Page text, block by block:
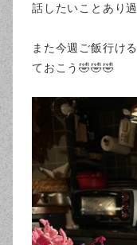
話したいことあり
また今週ご飯行け
ておこう🤣🤣🤣